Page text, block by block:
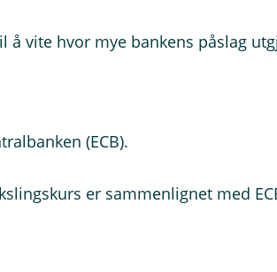
vite hvor mye bankens påslag
(ECB).
er sammenlignet med